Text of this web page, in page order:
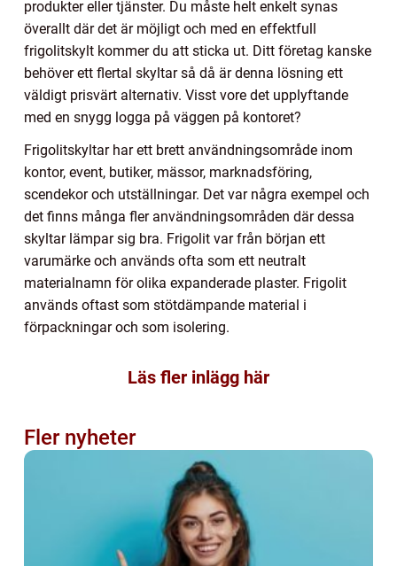
produkter eller tjänster. Du måste helt enkelt synas
överallt där det är möjligt och med en effektfull
frigolitskylt kommer du att sticka ut. Ditt företag kanske
behöver ett flertal skyltar så då är denna lösning ett
väldigt prisvärt alternativ. Visst vore det upplyftande
med en snygg logga på väggen på kontoret?
Frigolitskyltar har ett brett användningsområde inom
kontor, event, butiker, mässor, marknadsföring,
scendekor och utställningar. Det var några exempel och
det finns många fler användningsområden där dessa
skyltar lämpar sig bra. Frigolit var från början ett
varumärke och används ofta som ett neutralt
materialnamn för olika expanderade plaster. Frigolit
används oftast som stötdämpande material i
förpackningar och som isolering.
Läs fler inlägg här
Fler nyheter